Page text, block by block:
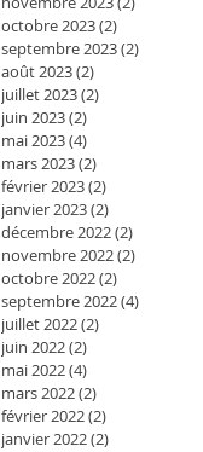
octobre 2023(2)
septembre 2023(2)
août 2023(2)
juillet 2023(2)
juin 2023(2)
mai 2023(4)
mars 2023(2)
février 2023(2)
janvier 2023(2)
décembre 2022(2)
novembre 2022(2)
octobre 2022(2)
septembre 2022(4)
juillet 2022(2)
juin 2022(2)
mai 2022(4)
mars 2022(2)
février 2022(2)
janvier 2022(2)